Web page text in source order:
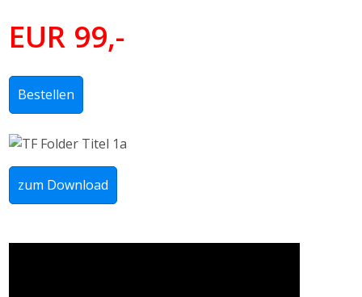
EUR 99,-
Bestellen
zum Download